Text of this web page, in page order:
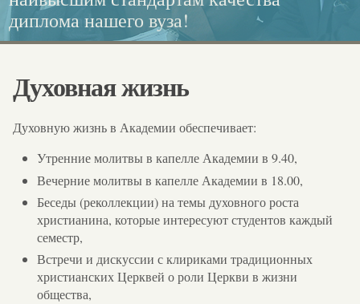
диплома нашего вуза!
каллиграфия.
Европейского диплома!
социальной работе
Духовная жизнь
Духовную жизнь в Академии обеспечивает:
Утренние молитвы в капелле Академии в 9.40,
Вечерние молитвы в капелле Академии в 18.00,
Беседы (реколлекции) на темы духовного роста
христианина, которые интересуют студентов каждый
семестр,
Встречи и дискуссии с клириками традиционных
христианских Церквей о роли Церкви в жизни
общества,